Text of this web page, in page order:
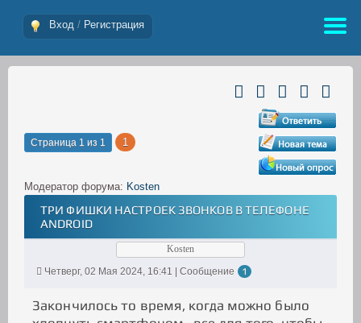
Вход / Регистрация
Страница 1 из 1 1
Модератор форума: Kosten
ТРИ ФИШКИ НАСТРОЕК ЗВОНКОВ В ТЕЛЕФОНЕ
ANDROID
Kosten
Четверг, 02 Мая 2024, 16:41 | Сообщение
1
Закончилось то время, когда можно было